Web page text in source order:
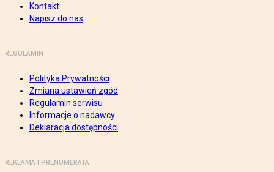
Kontakt
Napisz do nas
REGULAMIN
Polityka Prywatności
Zmiana ustawień zgód
Regulamin serwisu
Informacje o nadawcy
Deklaracja dostępności
REKLAMA I PRENUMERATA